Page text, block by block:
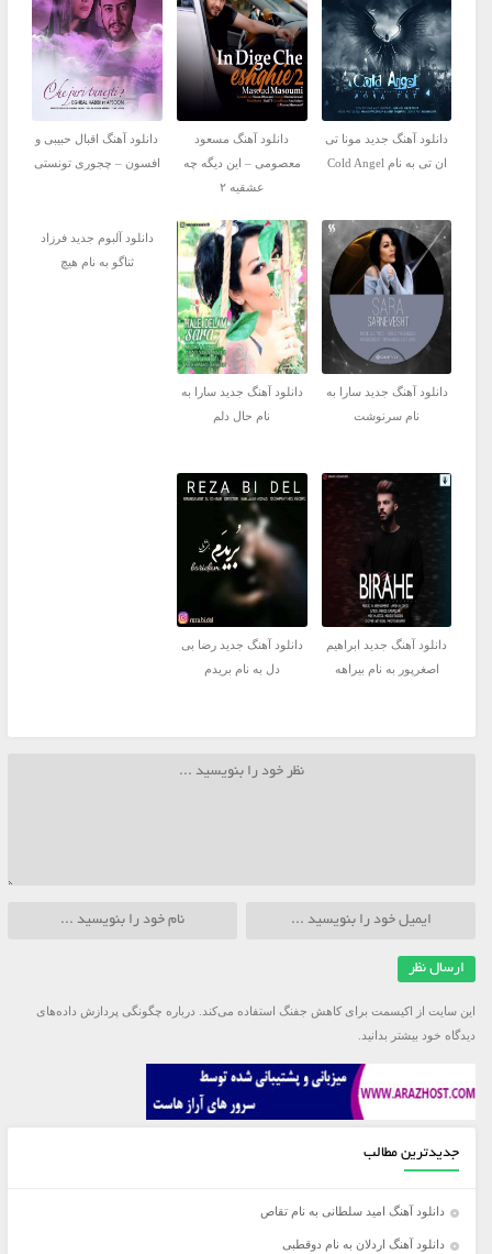
دانلود آهنگ جدید مونا تی
ان تی به نام Cold Angel
دانلود آهنگ مسعود
معصومی – این دیگه چه
عشقیه ۲
دانلود آهنگ اقبال حبیبی و
افسون – چجوری تونستی
دانلود آهنگ جدید سارا به
نام سرنوشت
دانلود آهنگ جدید سارا به
نام حال دلم
دانلود آلبوم جدید فرزاد
ثناگو به نام هیچ
دانلود آهنگ جدید ابراهیم
اصغرپور به نام بیراهه
دانلود آهنگ جدید رضا بی
دل به نام بریدم
این سایت از اکیسمت برای کاهش جفنگ استفاده می‌کند. درباره چگونگی پردازش داده‌های
دیدگاه خود بیشتر بدانید.
جدیدترین مطالب
دانلود آهنگ امید سلطانی به نام تقاص
دانلود آهنگ اردلان به نام دوقطبی